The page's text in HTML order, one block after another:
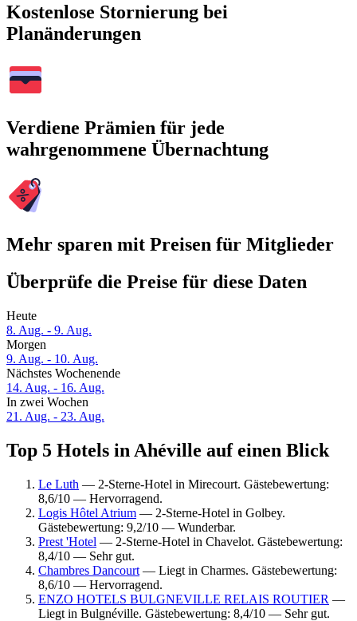
Kostenlose Stornierung bei
Planänderungen
Verdiene Prämien für jede
wahrgenommene Übernachtung
Mehr sparen mit Preisen für Mitglieder
Überprüfe die Preise für diese Daten
Heute
8. Aug. - 9. Aug.
Morgen
9. Aug. - 10. Aug.
Nächstes Wochenende
14. Aug. - 16. Aug.
In zwei Wochen
21. Aug. - 23. Aug.
Top 5 Hotels in Ahéville auf einen Blick
Le Luth — 2-Sterne-Hotel in Mirecourt. Gästebewertung:
8,6/10 — Hervorragend.
Logis Hôtel Atrium — 2-Sterne-Hotel in Golbey.
Gästebewertung: 9,2/10 — Wunderbar.
Prest 'Hotel — 2-Sterne-Hotel in Chavelot. Gästebewertung:
8,4/10 — Sehr gut.
Chambres Dancourt — Liegt in Charmes. Gästebewertung:
8,6/10 — Hervorragend.
ENZO HOTELS BULGNEVILLE RELAIS ROUTIER —
Liegt in Bulgnéville. Gästebewertung: 8,4/10 — Sehr gut.